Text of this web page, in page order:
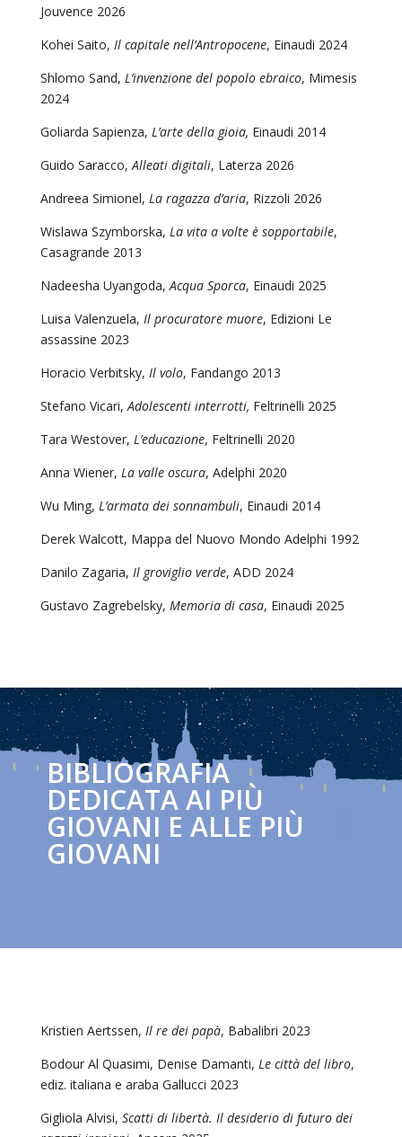
Jouvence 2026
Kohei Saito, Il capitale nell’Antropocene, Einaudi 2024
Shlomo Sand, L’invenzione del popolo ebraico, Mimesis
2024
Goliarda Sapienza, L’arte della gioia, Einaudi 2014
Guido Saracco,Alleati digitali, Laterza 2026
Andreea Simionel, La ragazza d’aria, Rizzoli 2026
Wislawa Szymborska, La vita a volte è sopportabile,
Casagrande 2013
Nadeesha Uyangoda,Acqua Sporca, Einaudi 2025
Luisa Valenzuela, Il procuratore muore, Edizioni Le
assassine 2023
Horacio Verbitsky, Il volo, Fandango 2013
Stefano Vicari,Adolescenti interrotti, Feltrinelli 2025
Tara Westover, L’educazione, Feltrinelli 2020
Anna Wiener, La valle oscura, Adelphi 2020
Wu Ming, L’armata dei sonnambuli, Einaudi 2014
Derek Walcott, Mappa del Nuovo Mondo Adelphi 1992
Danilo Zagaria, Il groviglio verde, ADD 2024
Gustavo Zagrebelsky, Memoria di casa, Einaudi 2025
BIBLIOGRAFIA
DEDICATA AI PIÙ
GIOVANI E ALLE PIÙ
GIOVANI
Kristien Aertssen, Il re dei papà, Babalibri 2023
Bodour Al Quasimi, Denise Damanti, Le città del libro,
ediz. italiana e araba Gallucci 2023
Gigliola Alvisi, Scatti di libertà. Il desiderio di futuro dei